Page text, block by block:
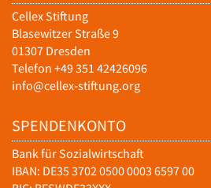
Cellex Stiftung
Blasewitzer Straße 9
01307 Dresden
Telefon +49 351 42426096
info@cellex-stiftung.org
SPENDENKONTO
Bank für Sozialwirtschaft
IBAN: DE35 3702 0500 0003 6597 00